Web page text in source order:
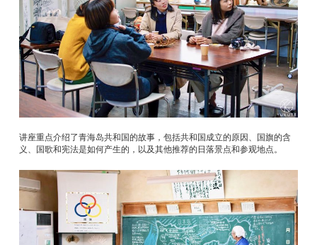
讲座重点介绍了青海岛共和国的故事，包括共和国成立的原因、国旗的含
义、国歌和宪法是如何产生的，以及其他推荐的日落景点和参观地点。